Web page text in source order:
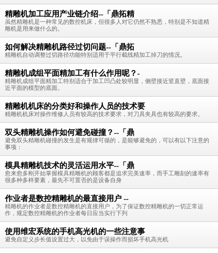
精雕机加工应用产业链介绍--「鼎拓精
虽然精雕机是一种常见的数控机床，但很多人对它仍然不熟悉，特别是不知道精
雕机是用来做什么的。
如何解决精雕机路径过切问题--「鼎拓
精雕机自动调整过切路径功能特别适用于平行截线精加工掉刀的情况。
精雕机成组平面精加工有什么作用呢？-
精雕机成组平面精加工特别适合于加工凹凸处较明显，侧壁接近竖直壁，底面接
近平面的模型的底面。
精雕机机床的分类好和操作人员的技术要
精雕机机床对操作维修人员有较高的技术要求，对刀具夹具也有较高的要求。
双头精雕机操作如何避免碰撞？--「鼎
避免双头精雕机碰撞的发生是有规律可循的，是能够避免的，可以有以下注意的
事项：
模具精雕机技术的灵活运用水平--「鼎
愈来愈多刚开始掌握模具精雕机的顾客都是追求完美速率，而手工雕刻的速率有
很多种多样要素，最先不可置否的是设备自身
作业者是数控精雕机的最直接用户 --
精雕机的作业者是数控精雕机的直接用户，为了保证数控精雕机的一切正常运
作，规定数控精雕机的作业者每日应当实行下列
使用维宏系统的手机高光机的一些注意事
避免自定义步长值设置过大，以免由于误操作而损坏手机高光机